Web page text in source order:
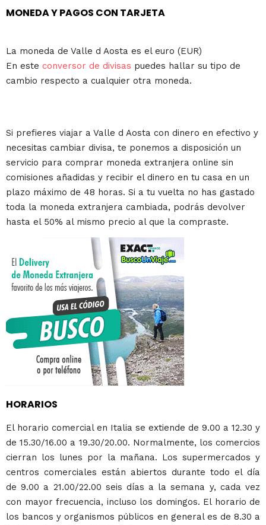
MONEDA Y PAGOS CON TARJETA
La moneda de Valle d Aosta es el euro (EUR)
En este conversor de divisas puedes hallar su tipo de
cambio respecto a cualquier otra moneda.
Si prefieres viajar a Valle d Aosta con dinero en efectivo y
necesitas cambiar divisa, te ponemos a disposición un
servicio para comprar moneda extranjera online sin
comisiones añadidas y recibir el dinero en tu casa en un
plazo máximo de 48 horas. Si a tu vuelta no has gastado
toda la moneda extranjera cambiada, podrás devolver
hasta el 50% al mismo precio al que la compraste.
HORARIOS
El horario comercial en Italia se extiende de 9.00 a 12.30 y
de 15.30/16.00 a 19.30/20.00. Normalmente, los comercios
cierran los lunes por la mañana. Los supermercados y
centros comerciales están abiertos durante todo el día
de 9.00 a 21.00/22.00 seis días a la semana y, cada vez
con mayor frecuencia, incluso los domingos. El horario de
los bancos y organismos públicos en general es de 8.30 a